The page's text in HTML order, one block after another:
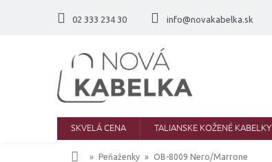
02 333 234 30 info@novakabelka.sk
SKVELÁ CENA TALIANSKE KOŽENÉ KABELKY
Domov
Peňaženky OB-8009 Nero/Marrone